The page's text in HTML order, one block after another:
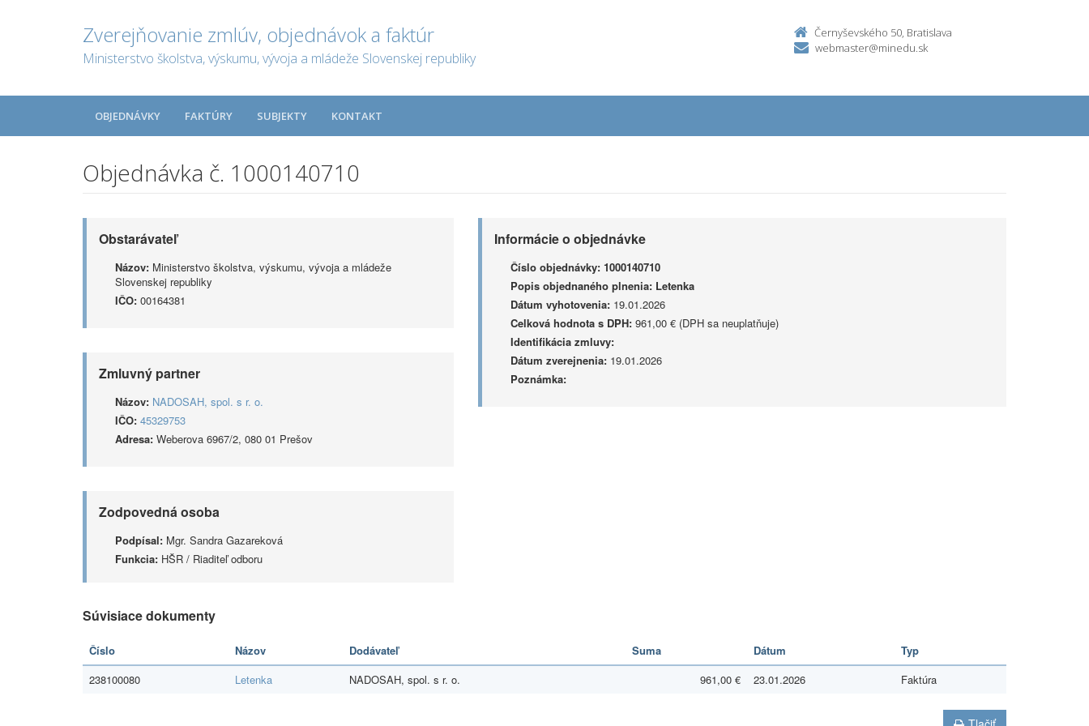
Zverejňovanie zmlúv, objednávok a faktúr
Ministerstvo školstva, výskumu, vývoja a mládeže Slovenskej republiky
Černyševského 50, Bratislava
webmaster@minedu.sk
OBJEDNÁVKY FAKTÚRY SUBJEKTY KONTAKT
Objednávka č. 1000140710
Obstarávateľ
Názov: Ministerstvo školstva, výskumu, vývoja a mládeže
Slovenskej republiky
IČO: 00164381
Zmluvný partner
Názov: NADOSAH, spol. s r. o.
IČO: 45329753
Adresa: Weberova 6967/2, 080 01 Prešov
Zodpovedná osoba
Podpísal: Mgr. Sandra Gazareková
Funkcia: HŠR / Riaditeľ odboru
Informácie o objednávke
Číslo objednávky: 1000140710
Popis objednaného plnenia: Letenka
Dátum vyhotovenia:19.01.2026
Celková hodnota s DPH:961,00 € (DPH sa neuplatňuje)
Identifikácia zmluvy:
Dátum zverejnenia:19.01.2026
Poznámka:
Súvisiace dokumenty
Číslo Názov Dodávateľ Suma Dátum
Typ
238100080
Letenka NADOSAH, spol. s r. o. 961,00 € 23.01.2026 Faktúra